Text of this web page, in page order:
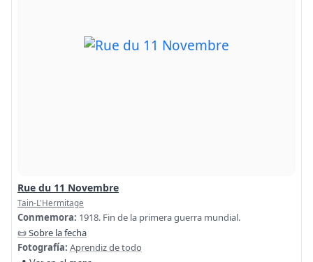
Rue du 11 Novembre
Tain-L'Hermitage
Conmemora: 1918. Fin de la primera guerra mundial.
📜 Sobre la fecha
Fotografía: Aprendiz de todo